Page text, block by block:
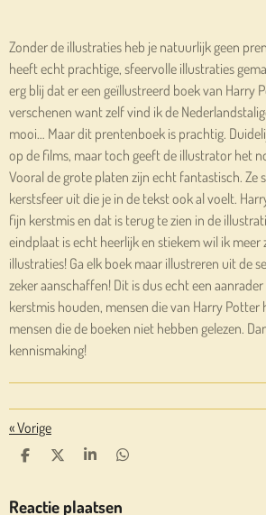
Zonder de illustraties heb je natuurlijk geen
heeft echt prachtige, sfeervolle illustraties
erg blij dat er een geïllustreerd boek van Harry
verschenen want zelf vind ik de
mooi… Maar dit prentenboek is prachtig.
op de films, maar toch geeft de illustrator het
Vooral de grote platen zijn echt fantastisch. Ze
kerstsfeer uit die je in de tekst ook al voelt.
fijn kerstmis en dat is terug te zien in de
eindplaat is echt heerlijk en stiekem wil ik meer
illustraties! Ga elk boek maar illustreren uit de
zeker aanschaffen! Dit is dus echt een
kerstmis houden, mensen die van Harry Potter
mensen die de boeken niet hebben gelezen.
kennismaking!
«Vorige
D
E
D
L
S
R
D
E
Reactie plaatsen